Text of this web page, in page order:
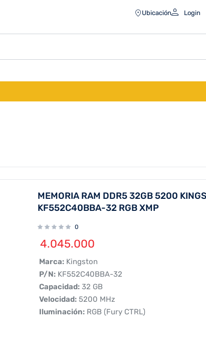
Ubicación Login
MEMORIA RAM DDR5 32GB 5200
KF552C40BBA-32 RGB XMP
0
4.045.000
 Marca:Kingston
 P/N:KF552C40BBA-32
 Capacidad:32 GB
 Velocidad:5200 MHz
 Iluminación:RGB (Fury CTRL)